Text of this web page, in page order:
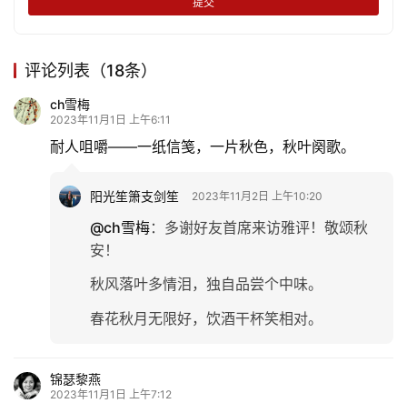
生
感
专
题
登录 注册
评论列表（18条）
ch雪梅
2023年11月1日 上午6:11
耐人咀嚼——一纸信笺，一片秋色，秋叶阕歌。
阳光笙箫支剑笙 2023年11月2日 上午10:20
@ch雪梅： 多谢好友首席来访雅评！敬颂秋
安！
秋风落叶多情泪，独自品尝个中味。
春花秋月无限好，饮酒干杯笑相对。
锦瑟黎燕
2023年11月1日 上午7:12